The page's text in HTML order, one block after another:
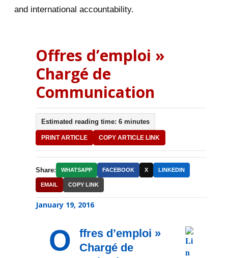
and international accountability.
Offres d’emploi »
Chargé de
Communication
Estimated reading time: 6 minutes
PRINT ARTICLE COPY ARTICLE LINK
Share: WHATSAPP FACEBOOK X LINKEDIN
EMAIL COPY LINK
January 19, 2016
O
ffres d’emploi »
Chargé de